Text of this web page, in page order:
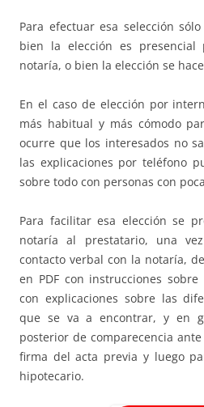
Para efectuar esa selección
bien la elección es
notaría, o bien la elección se
En el caso de elección por
más habitual y más cómodo
ocurre que los interesados no
las explicaciones por teléfono
sobre todo con personas con
Para facilitar esa elección se
notaría al prestatario, una
contacto verbal con la notaría,
en PDF con instrucciones
con explicaciones sobre las
que se va a encontrar, y en
posterior de comparecencia
firma del acta previa y luego
hipotecario.